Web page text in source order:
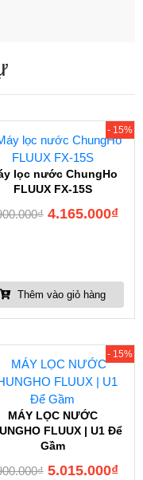
- 15%
lọc nước ChungHo
FLUUX FX-15S
₫ 4.165.000₫
Thêm vào giỏ hàng
- 15%
MÁY LỌC NƯỚC
FLUUX | U1 Để
Gầm
₫ 5.015.000₫